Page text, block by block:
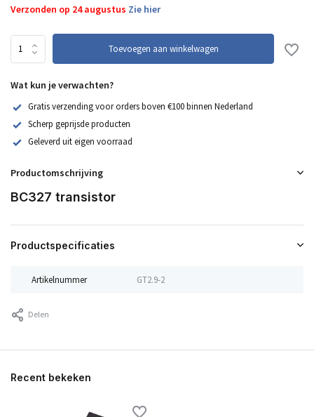
Verzonden op 24 augustus Zie hier
Toevoegen aan winkelwagen
Wat kun je verwachten?
Gratis verzending voor orders boven €100 binnen Nederland
Scherp geprijsde producten
Geleverd uit eigen voorraad
Productomschrijving
BC327 transistor
Productspecificaties
Artikelnummer GT2.9-2
Delen
Recent bekeken